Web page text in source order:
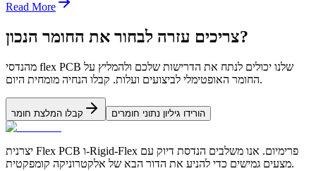
Read More
צריכים עזרה לבחור את החומר הנכון?
מהנדסי flex PCB שלנו יכולים לנתח את הדרישות שלכם ולהמליץ על
החומר האופטימלי לביצועים ועלות. קבלו הנחיה מומחית היום.
קבלו המלצת חומר הורידו גיליון נתוני חומרים
יצרנית Flex PCB ו-Rigid-Flex פרימיום. אנו משלבים הנדסת דיוק עם
מצעים גמישים כדי להניע את הדור הבא של אלקטרוניקה קומפקטית.